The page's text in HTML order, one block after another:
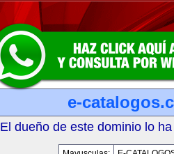
e-
El dueño de este dominio lo